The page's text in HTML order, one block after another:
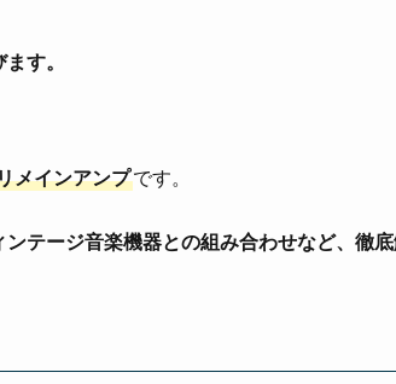
す。
メインアンプです。
テージ音楽機器との組み合わせなど、徹底